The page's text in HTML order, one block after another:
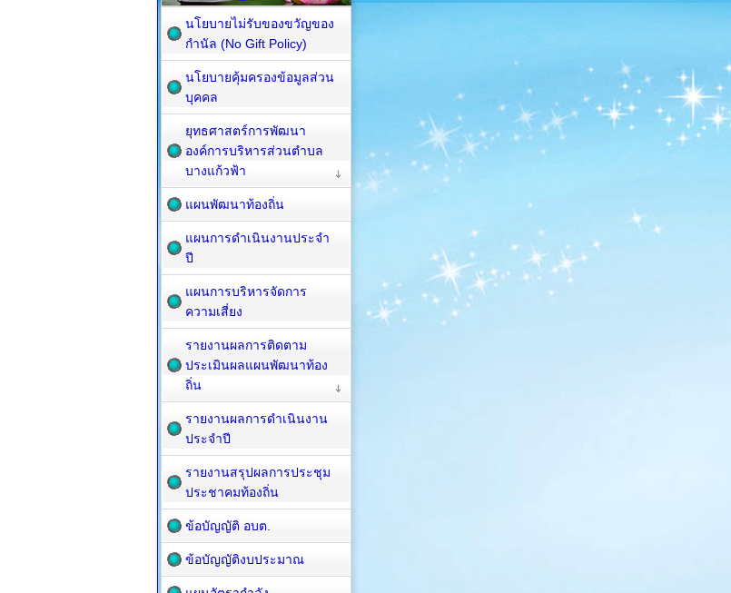
นโยบายไม่รับของขวัญของ
กำนัล (No Gift Policy)
นโยบายคุ้มครองข้อมูลส่วน
บุคคล
ยุทธศาสตร์การพัฒนา
องค์การบริหารส่วนตำบล
บางแก้วฟ้า
แผนพัฒนาท้องถิ่น
แผนการดำเนินงานประจำ
ปี
แผนการบริหารจัดการ
ความเสี่ยง
รายงานผลการติดตาม
ประเมินผลแผนพัฒนาท้อง
ถิ่น
รายงานผลการดำเนินงาน
ประจำปี
รายงานสรุปผลการประชุม
ประชาคมท้องถิ่น
ข้อบัญญัติ อบต.
ข้อบัญญัติงบประมาณ